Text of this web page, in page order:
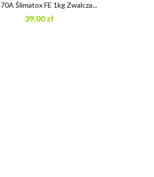
Ślimatox FE 1kg Zwalcza...
39,00 zł